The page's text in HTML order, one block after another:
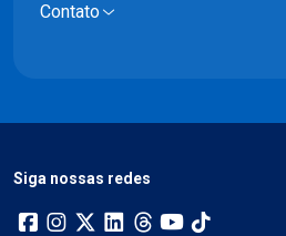
Contato
Siga nossas redes